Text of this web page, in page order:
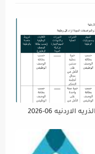
06-2026